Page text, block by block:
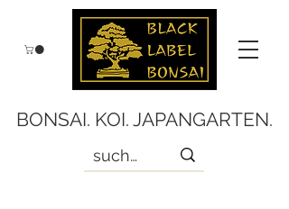
BONSAI. KOI. JAPANGARTEN.